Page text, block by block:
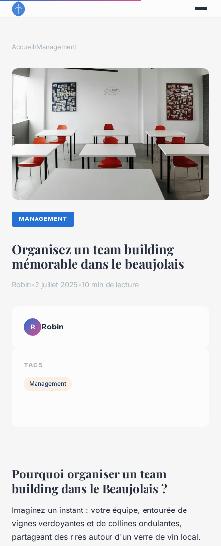
Accueil›Management
MANAGEMENT
Organisez un team building
mémorable dans le beaujolais
Robin•2 juillet 2025•10 min de lecture
Pourquoi organiser un team
building dans le Beaujolais ?
Imaginez un instant : votre équipe, entourée de
vignes verdoyantes et de collines ondulantes,
partageant des rires autour d'un verre de vin local.
R Robin
TAGS
Management